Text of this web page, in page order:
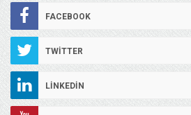
FACEBOOK
TWITTER
LINKEDIN